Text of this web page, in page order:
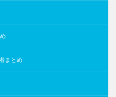
まとめ